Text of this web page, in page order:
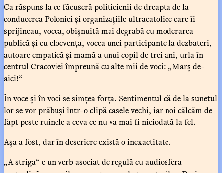
Ca răspuns la ce făcuseră politicienii de dreapta de la
conducerea Poloniei și organizațiile ultracatolice care îi
sprijineau, vocea, obișnuită mai degrabă cu moderarea
publică și cu elocvența, vocea unei participante la dezbateri,
autoare empatică și mamă a unui copil de trei ani, urla în
centrul Cracoviei împreună cu alte mii de voci: „Marș de-
aici!“
În voce și în voci se simțea forța. Sentimentul că de la sunetul
lor se vor prăbuși într-o clipă casele vechi, iar noi călcăm de
fapt peste ruinele a ceva ce nu va mai fi niciodată la fel.
Așa a fost, dar în descriere există o inexactitate.
„A striga“ e un verb asociat de regulă cu audiosfera